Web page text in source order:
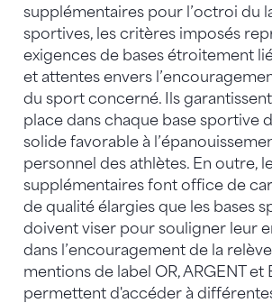
supplémentaires pour l’octroi du
sportives, les critères imposés
exigences de bases étroitement
et attentes envers
du sport concerné. Ils
place dans chaque base sportive
solide favorable à
personnel des athlètes. En outre,
supplémentaires font office de
de qualité élargies que les bases
doivent viser pour souligner leur
dans l’encouragement de la
mentions de label OR, ARGENT et
permettent d'accéder à